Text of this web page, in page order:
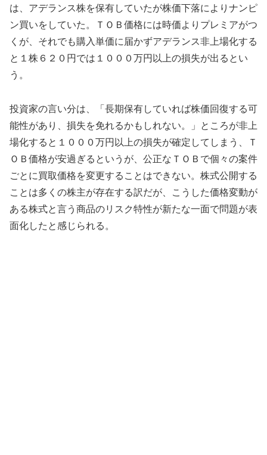
は、アデランス株を保有していたが株価下落によりナンピ
ン買いをしていた。ＴＯＢ価格には時価よりプレミアがつ
くが、それでも購入単価に届かずアデランス非上場化する
と１株６２０円では１０００万円以上の損失が出るとい
う。
投資家の言い分は、「長期保有していれば株価回復する可
能性があり、損失を免れるかもしれない。」ところが非上
場化すると１０００万円以上の損失が確定してしまう、Ｔ
ＯＢ価格が安過ぎるというが、公正なＴＯＢで個々の案件
ごとに買取価格を変更することはできない。株式公開する
ことは多くの株主が存在する訳だが、こうした価格変動が
ある株式と言う商品のリスク特性が新たな一面で問題が表
面化したと感じられる。